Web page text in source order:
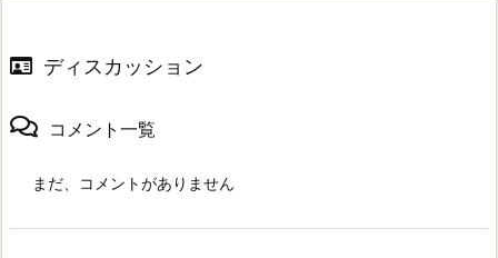
ディスカッション
コメント一覧
まだ、コメントがありません